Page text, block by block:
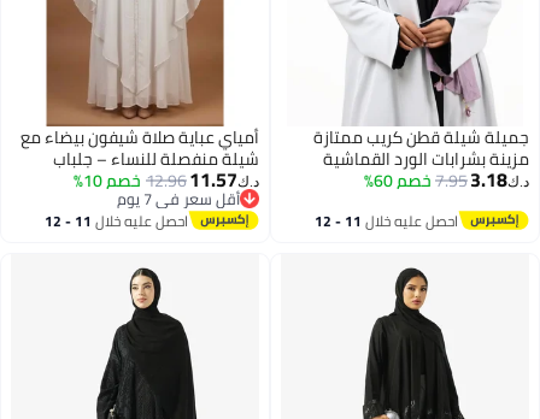
جميلة شيلة قطن كريب ممتازة
مزينة بشرابات الورد القماشية
وحبات اللؤلؤ (ليلكي ناعم)
د.ك‏3.18
7.95خصم 60%
احصل عليه خلال 11 - 12
أمياي عباية صلاة شيفون بيضاء مع
شيلة منفصلة للنساء – جلباب
إسلامي قطعة واحدة، تصميم طويل
بأكمام طويلة، لباس محتشم للصلاة
والعمرة والحج
د.ك‏11.57
12.96خصم 10%
أقل سعر في 7 يوم
أقل سعر في 7 يوماحصل عليه خلال 11 - 12